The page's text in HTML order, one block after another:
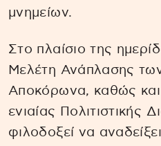
μνημείων.
Στο πλαίσιο της
Μελέτη Ανάπλασης
Αποκόρωνα, καθώς και
ενιαίας Πολιτιστικής
φιλοδοξεί να